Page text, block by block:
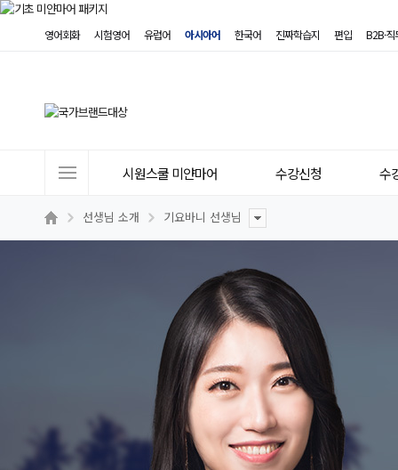
영어회화 시험영어 유럽어 아시아어 한국어 진짜학습지 편입 B2B·
트
메
시원스쿨 미얀마어 수강신청 수
선생님 소개 기요바니 선생님